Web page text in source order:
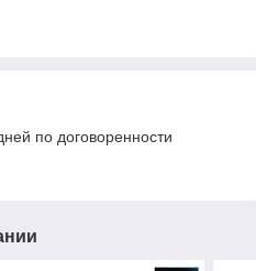
по договоренности